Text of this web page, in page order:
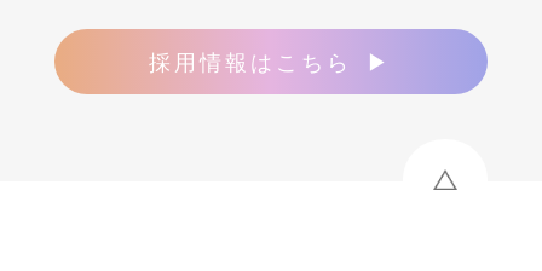
採用情報はこちら